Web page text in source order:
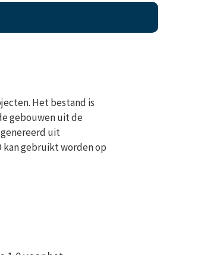
Het bestand is
gebouwen uit de
uit
gebruikt worden op